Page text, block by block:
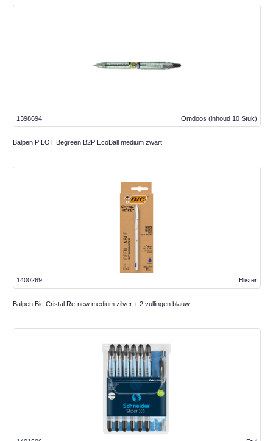
Omdoos (inhoud 10 Stuk)
1398694
Balpen PILOT Begreen B2P EcoBall medium zwart
Blister
1400269
Balpen Bic Cristal Re-new medium zilver + 2 vullingen blauw